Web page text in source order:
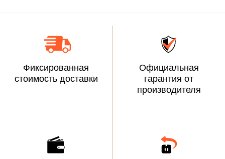
Фиксированная
стоимость доставки
Официальная
гарантия от
производителя